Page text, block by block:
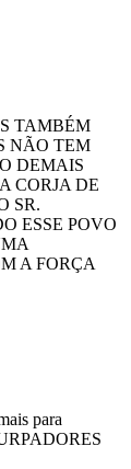
TAMBÉM
NÃO TEM
DEMAIS
CORJA DE
SR.
ESSE POVO
A FORÇA
para